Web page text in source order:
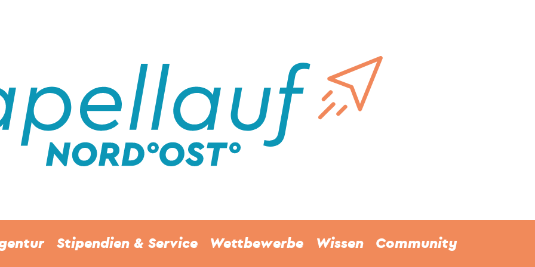
Stipendien & Service Wettbewerbe Wissen Community